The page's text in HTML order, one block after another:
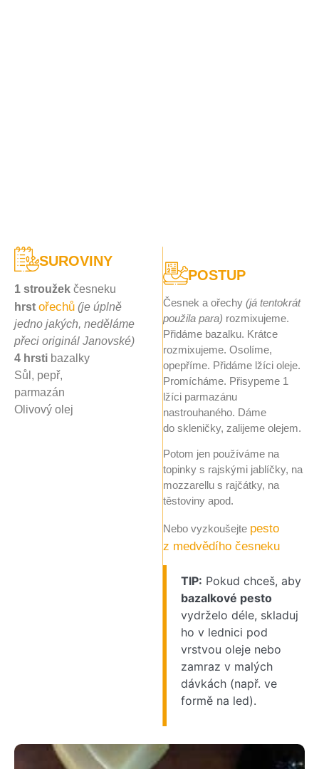
SUROVINY
1 stroužek česneku
hrst ořechů (je úplně
jedno jakých, neděláme
přeci originál Janovské)
4 hrsti bazalky
Sůl, pepř,
parmazán
Olivový olej
POSTUP
Česnek a ořechy(já tentokrát
použila para) rozmixujeme.
Přidáme bazalku. Krátce
rozmixujeme. Osolíme,
opepříme. Přidáme lžíci oleje.
Promícháme. Přisypeme 1
lžíci parmazánu
nastrouhaného. Dáme
do skleničky, zalijeme olejem.
Potom jen používáme na
topinky s rajskými jablíčky, na
mozzarellu s rajčátky, na
těstoviny apod.
Nebo vyzkoušejte pesto
z medvědího česneku
TIP: Pokud chceš, aby
bazalkové pesto
vydrželo déle, skladuj
ho v lednici pod
vrstvou oleje nebo
zamraz v malých
dávkách (např. ve
formě na led).